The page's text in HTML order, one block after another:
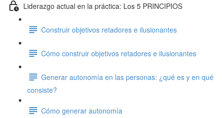
Liderazgo actual en la práctica: Los 5 PRINCIPIOS
Construir objetivos retadores e ilusionantes
Cómo construir objetivos retadores e ilusionantes
Generar autonomía en las personas: ¿qué es y en qué
consiste?
Cómo generar autonomía